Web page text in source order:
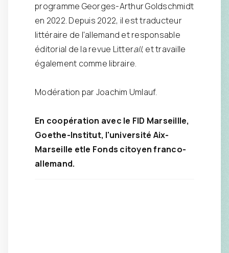
programme Georges-Arthur Goldschmidt
en 2022. Depuis 2022, il est traducteur
littéraire de l'allemand et responsable
éditorial de la revue Litterall, et travaille
également comme libraire.
Modération par Joachim Umlauf.
En coopération avec le FID Marseillle,
Goethe-Institut, l'université Aix-
Marseille etle Fonds citoyen franco-
allemand.